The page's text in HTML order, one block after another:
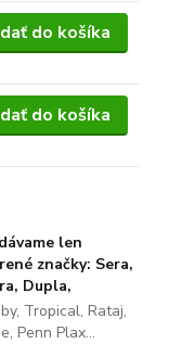
do košíka
do košíka
len
značky: Sera,
Dupla,
Tropical, Rataj,
Penn Plax...